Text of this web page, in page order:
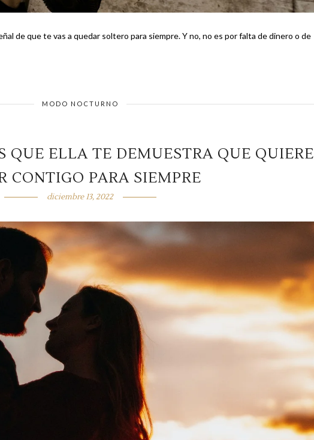
quedar soltero para siempre. Y no, no es por falta de dinero o de
MODO NOCTURNO
QUE ELLA TE DEMUESTRA QUE QUIERE
CONTIGO PARA SIEMPRE
diciembre 13, 2022